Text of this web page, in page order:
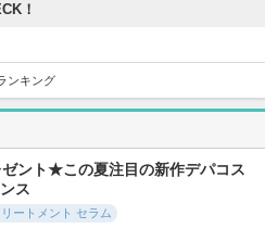
パワーアドバ
クリーム
アルティミューン
パワライジング セ
ラム
！
ンキング
ント★この夏注目の新作デパコス
ス
ートメント セラム